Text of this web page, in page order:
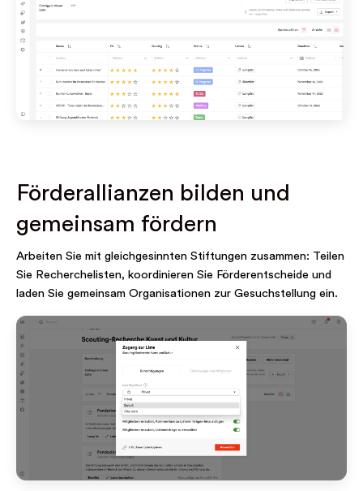
Förderallianzen bilden und
gemeinsam fördern
Arbeiten Sie mit gleichgesinnten Stiftungen zusammen: Teilen
Sie Recherchelisten, koordinieren Sie Förderentscheide und
laden Sie gemeinsam Organisationen zur Gesuchstellung ein.